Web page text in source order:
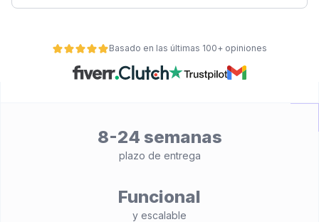
Basado en las últimas 100+ opiniones
8-24 semanas
plazo de entrega
Funcional
y escalable